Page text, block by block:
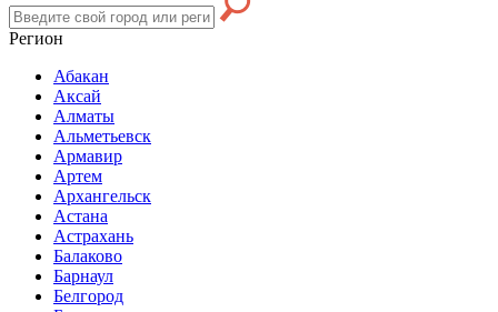
Регион
Абакан
Аксай
Алматы
Альметьевск
Армавир
Артем
Архангельск
Астана
Астрахань
Балаково
Барнаул
Белгород